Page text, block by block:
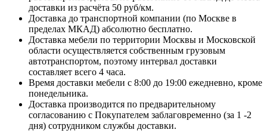
доставки из расчёта 50 руб/км.
Доставка до транспортной компании (по Москве в
пределах МКАД) абсолютно бесплатно.
Доставка мебели по территории Москвы и Московской
области осуществляется собственным грузовым
автотранспортом, поэтому интервал доставки
составляет всего 4 часа.
Время доставки мебели с 8:00 до 19:00 ежедневно, кроме
понедельника.
Доставка производится по предварительному
согласованию с Покупателем заблаговременно (за 1 -2
дня) сотрудником службы доставки.